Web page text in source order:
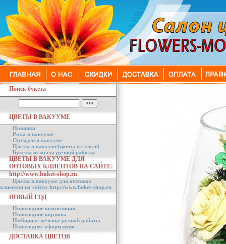
Поиск букета
ЦВЕТЫ В ВАКУУМЕ
Новинки
Розы в вакууме
Орхидеи в вакууме
Цветы в вакууме(цветы в стекле)
Букеты из мыла ручной работы
ЦВЕТЫ В ВАКУУМЕ ДЛЯ
ОПТОВЫХ КЛИЕНТОВ НА САЙТЕ:
http://www.buket-shop.ru
Цветы в вакууме для оптовых
клиентов на сайте: http://www.buket-shop.ru
НОВЫЙ ГОД
Новогодние композиции
Новогодние корзины
Имбирное печенье ручной работы
Новогоднее оформление
ДОСТАВКА ЦВЕТОВ